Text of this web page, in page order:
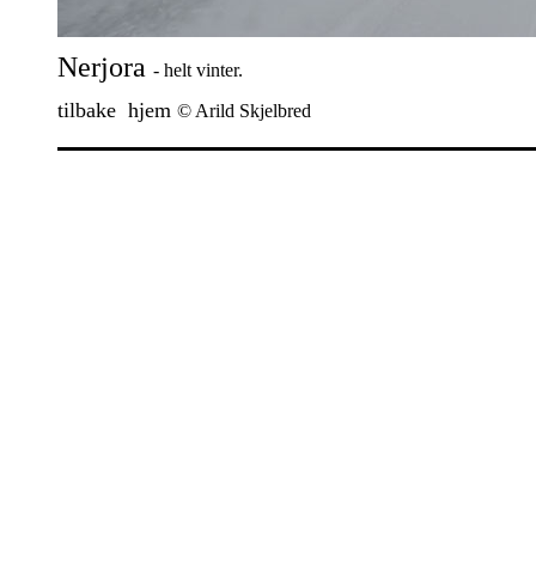
Nerjora - helt vinter.
tilbake hjem © Arild Skjelbred